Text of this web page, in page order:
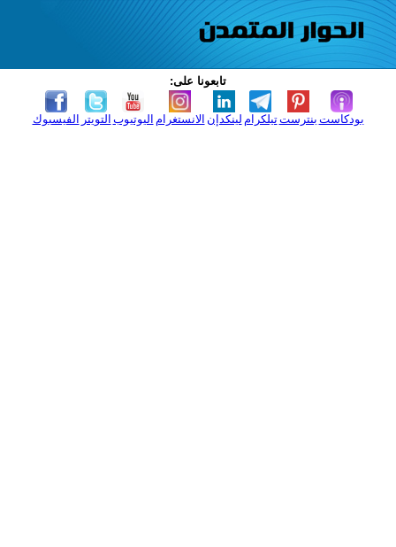
تابعونا على:
الفيسبوك التويتر اليوتيوب الانستغرام لينكدإن تيلكرامبنترست بودكاست